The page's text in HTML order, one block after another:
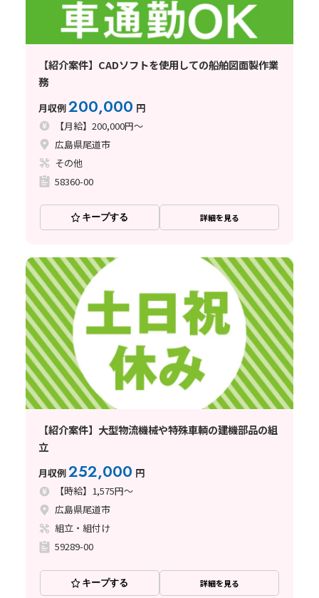
【紹介案件】CADソフトを使用しての船舶図面製作業
務
月収例200,000 円
【月給】200,000円～
広島県尾道市
その他
58360-00
キープする 詳細を見る
【紹介案件】大型物流機械や特殊車輌の建機部品の組
立
月収例252,000 円
【時給】1,575円～
広島県尾道市
組立・組付け
59289-00
キープする 詳細を見る